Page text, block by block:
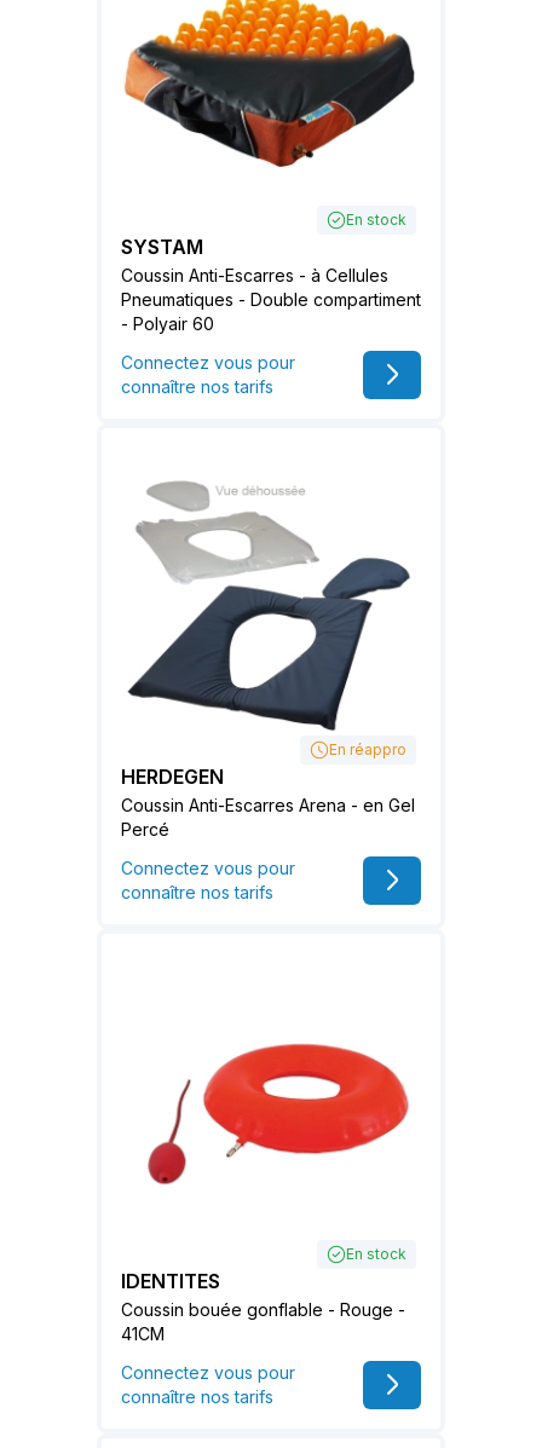
En stock
SYSTAM
Coussin Anti-Escarres - à Cellules
Pneumatiques - Double compartiment
- Polyair 60
Connectez vous pour
connaître nos tarifs
En réappro
HERDEGEN
Coussin Anti-Escarres Arena - en Gel
Percé
Connectez vous pour
connaître nos tarifs
En stock
IDENTITES
Coussin bouée gonflable - Rouge -
41CM
Connectez vous pour
connaître nos tarifs